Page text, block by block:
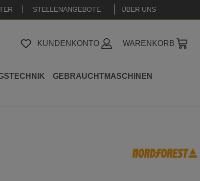
STELLENANGEBOTE ÜBER UNS
KUNDENKONTO WARENKORB
GEBRAUCHTMASCHINEN